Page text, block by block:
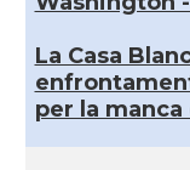
La Casa
per la